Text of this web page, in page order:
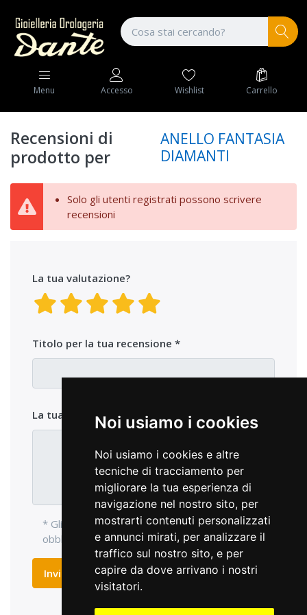
Noi usiamo i cookies
Noi usiamo i cookies e altre
tecniche di tracciamento per
migliorare la tua esperienza di
navigazione nel nostro sito, per
mostrarti contenuti personalizzati
e annunci mirati, per analizzare il
traffico sul nostro sito, e per
capire da dove arrivano i nostri
visitatori.
Menu Accesso Wishlist Carrello
Recensioni di
prodotto per
ANELLO FANTASIA
DIAMANTI
Solo gli utenti registrati possono scrivere
recensioni
La tua valutazione?
Titolo per la tua recensione
La tua opinione sul prodotto
* Gli elementi di ingresso con l'asterisco sono
obbligatori e devono essere compilati.
Inviare recensione